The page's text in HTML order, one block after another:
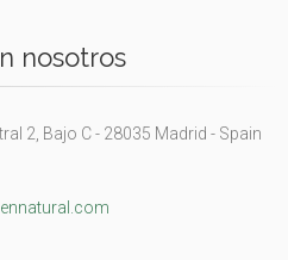
nosotros
2, Bajo C - 28035 Madrid - Spain